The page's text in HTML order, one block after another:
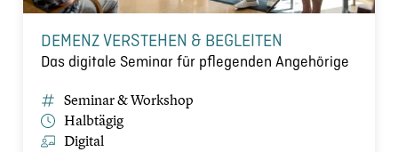
DEMENZ VERSTEHEN & BEGLEITEN
Das digitale Seminar für pflegenden Angehörige
Seminar & Workshop
Halbtägig
Digital